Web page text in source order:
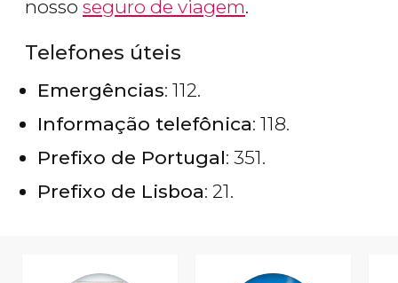
nosso seguro de viagem.
Telefones úteis
Emergências: 112.
Informação telefônica: 118.
Prefixo de Portugal: 351.
Prefixo de Lisboa: 21.